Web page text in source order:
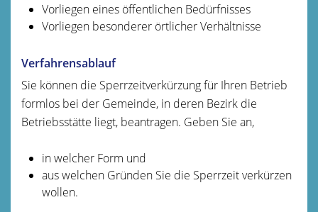
Vorliegen eines öffentlichen Bedürfnisses
Vorliegen besonderer örtlicher Verhältnisse
Verfahrensablauf
Sie können die Sperrzeitverkürzung für Ihren Betrieb
formlos bei der Gemeinde, in deren Bezirk die
Betriebsstätte liegt, beantragen. Geben Sie an,
in welcher Form und
aus welchen Gründen Sie die Sperrzeit verkürzen
wollen.